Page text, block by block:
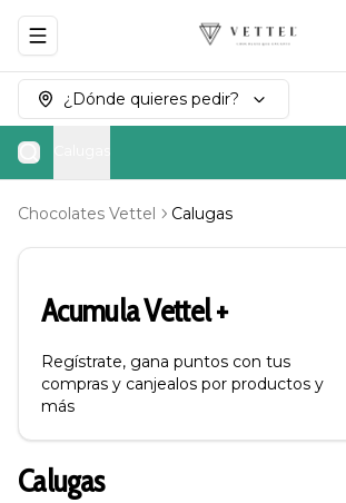
Abrir menu de navegación
¿Dónde quieres pedir?
Chocolates Vettel Calugas
AcumulaVettel +
Regístrate, gana puntos con tus
compras y canjealos por productos y
más
Calugas